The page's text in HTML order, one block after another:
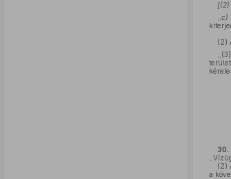
[(2)
c)
(2)
30.
(2)
a